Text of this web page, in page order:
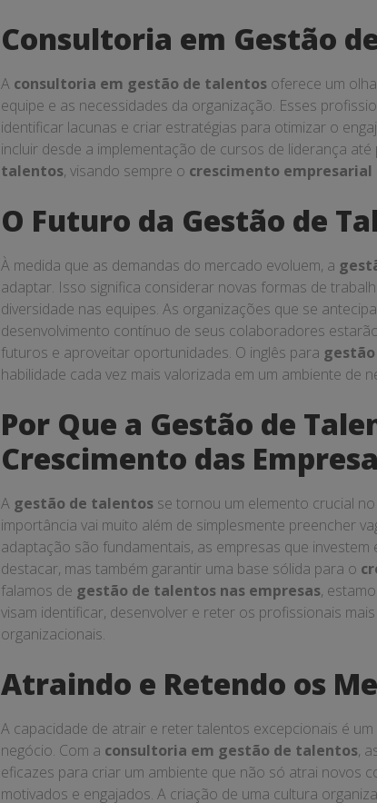
Consultoria em Gestão
A consultoria em gestão de talentos oferece um
equipe e as necessidades da organização. Esses
identificar lacunas e criar estratégias para otimizar o
incluir desde a implementação de cursos de liderança
talentos, visando sempre o crescimento empresarial
O Futuro da Gestão de
À medida que as demandas do mercado evoluem, a
adaptar. Isso significa considerar novas formas de
diversidade nas equipes. As organizações que se
desenvolvimento contínuo de seus colaboradores
futuros e aproveitar oportunidades. O inglês para
habilidade cada vez mais valorizada em um ambiente de
Por Que a Gestão de
Crescimento das
A gestão de talentos se tornou um elemento crucial
importância vai muito além de simplesmente preencher
adaptação são fundamentais, as empresas que
destacar, mas também garantir uma base sólida para o
falamos de gestão de talentos nas empresas,
visam identificar, desenvolver e reter os profissionais
organizacionais.
Atraindo e Retendo os
A capacidade de atrair e reter talentos excepcionais é
negócio. Com a consultoria em gestão de talentos,
eficazes para criar um ambiente que não só atrai novos
motivados e engajados. A criação de uma cultura